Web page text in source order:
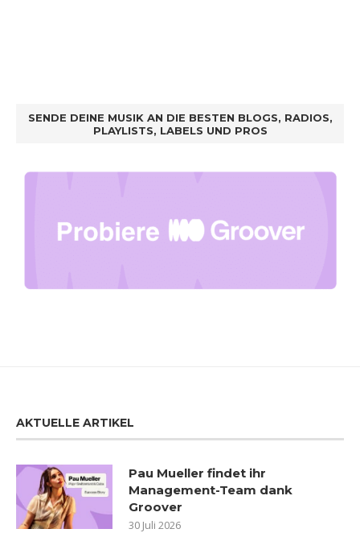
SENDE DEINE MUSIK AN DIE BESTEN BLOGS, RADIOS,
PLAYLISTS, LABELS UND PROS
AKTUELLE ARTIKEL
Pau Mueller findet ihr
Management-Team dank
Groover
30 Juli 2026